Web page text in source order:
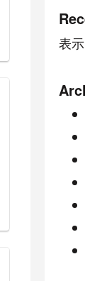
表